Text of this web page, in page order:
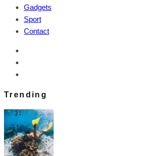
Gadgets
Sport
Contact
Trending